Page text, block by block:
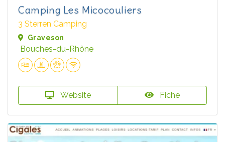
Camping Les Micocouliers
3 Sterren Camping
Graveson
Bouches-du-Rhône
Website Fiche